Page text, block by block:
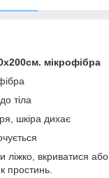
мікрофібра
тіла
шкіра дихає
ліжко, вкриватися або
простинь.